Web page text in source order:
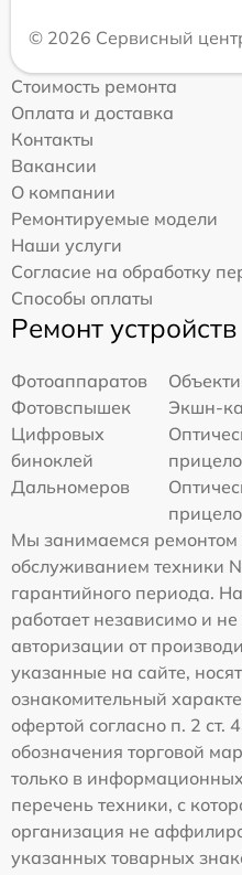
© 2026 Сервисный
Стоимость ремонта
Оплата и доставка
Контакты
Вакансии
О компании
Ремонтируемые модели
Наши услуги
Согласие на обработку
Способы оплаты
Ремонт устройств
Фотоаппаратов
Фотовспышек
Экшн-
Цифровых
биноклей
Дальномеров
Мы занимаемся ремонтом
обслуживанием техники
гарантийного периода.
работает независимо и
авторизации от
указанные на сайте,
ознакомительный
офертой согласно п. 2
обозначения торговой
только в
перечень техники, с
организация не
указанных товарных